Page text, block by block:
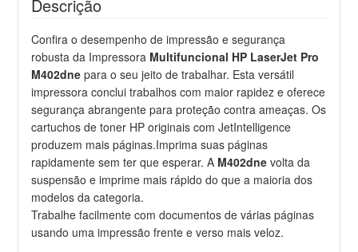
Descrição
Confira o desempenho de impressão e segurança
robusta da Impressora Multifuncional HP LaserJet Pro
M402dne para o seu jeito de trabalhar. Esta versátil
impressora conclui trabalhos com maior rapidez e oferece
segurança abrangente para proteção contra ameaças. Os
cartuchos de toner HP originais com JetIntelligence
produzem mais páginas.Imprima suas páginas
rapidamente sem ter que esperar. A M402dnevolta da
suspensão e imprime mais rápido do que a maioria dos
modelos da categoria.
Trabalhe facilmente com documentos de várias páginas
usando uma impressão frente e verso mais veloz.